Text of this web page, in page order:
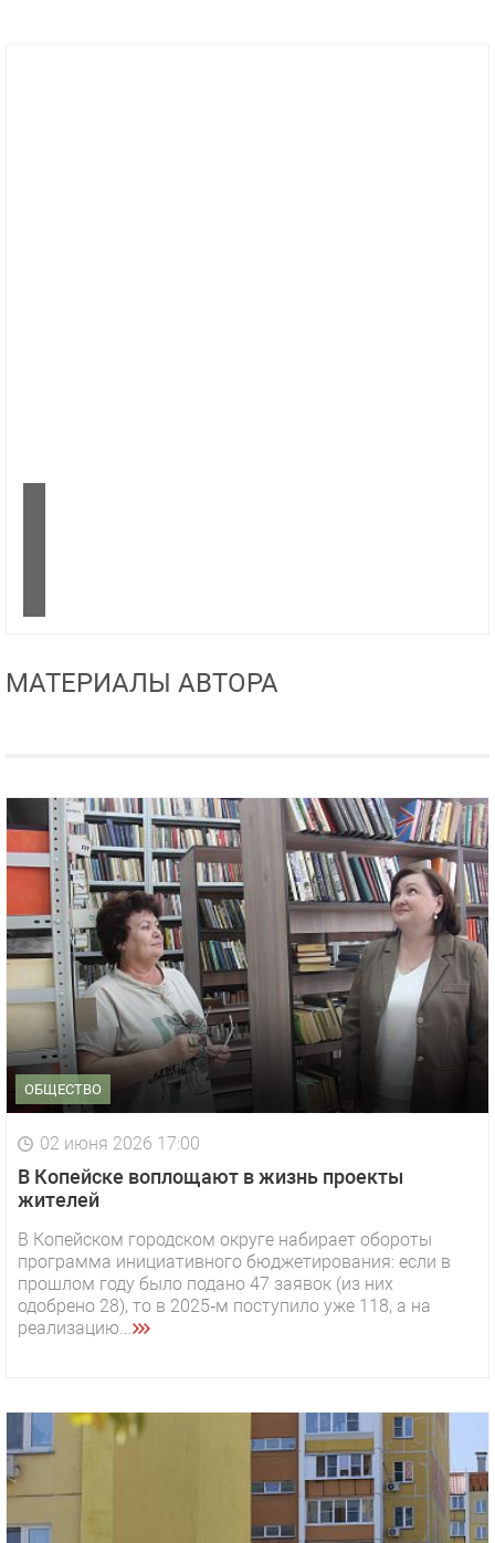
МАТЕРИАЛЫ АВТОРА
ОБЩЕСТВО
02 июня 2026 17:00
В Копейске воплощают в жизнь проекты
жителей
В Копейском городском округе набирает обороты
программа инициативного бюджетирования: если в
прошлом году было подано 47 заявок (из них
одобрено 28), то в 2025‑м поступило уже 118, а на
реализацию...